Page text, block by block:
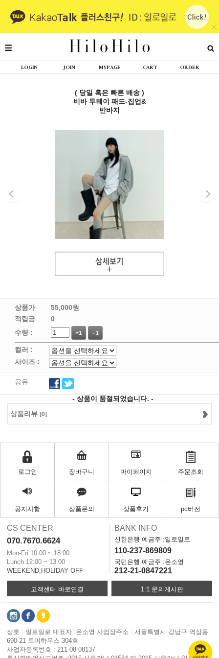
LOGIN JOIN MYPAGE CART ORDER
( 당일 혹은 빠른 배송 )
비바 투웨이 패드-집업&
반바지
상품가 55,000원
적립금
0
수량 :
+1 -1
컬러 :
사이즈 :
공유
- 상품이 품절되었습니다. -
상품리뷰 [0]
로그인 장바구니 마이페이지 주문조회
공지사항 상품문의 상품후기 pc버전
CS CENTER
070.7670.6624
Mon-Fri 10:00 ~ 18:00
Lunch 12:00 ~ 13:00
WEEKEND,HOLIDAY OFF
BANK INFO
신한은행 예금주 :일로일로
110-237-869809
국민은행 예금주 :윤소영
212-21-0847221
고객센터 바로연결 1:1 문의게시판
상호 : 일로일로 대표자 :윤소영 사업장주소 : 서울특별시 강남구 역삼동
690-21 토미하우스 304호
사업자등록번호 : 211-08-08137